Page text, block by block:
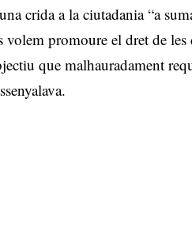
crida a la ciutadania “a
volem promoure el dret de
que malhauradament